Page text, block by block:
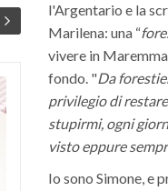
Quali sono i
Maremma
La Maremma
condizioni
l'Argentario e la
Marilena: una “
vivere in
fondo. "Da
privilegio di
stupirmi, ogni
visto eppure
Io sono Simone, e